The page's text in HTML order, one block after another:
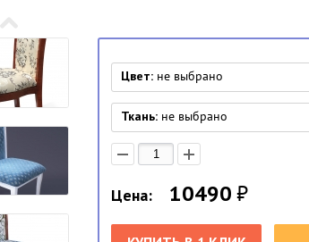
Цвет: не выбрано
Ткань: не выбрано
Цена: 10490₽